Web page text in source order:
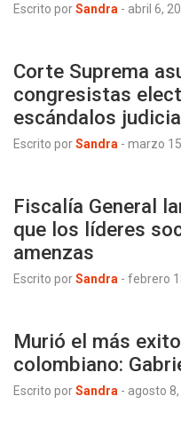
Escrito porSandra - abril 6,
Corte Suprema
congresistas
escándalos
Escrito porSandra - marzo
Fiscalía General
que los líderes
amenzas
Escrito porSandra - febrero
Murió el más
colombiano:
Escrito porSandra - agosto